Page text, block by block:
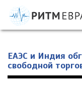
Информационно-
проблемам интеграции на
ЕАЭС и Индия
свободной